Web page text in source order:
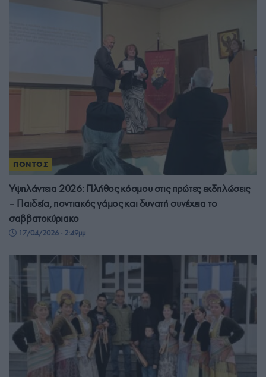
ΠΟΝΤΟΣ
Υψηλάντεια 2026: Πλήθος κόσμου στις πρώτες εκδηλώσεις
– Παιδεία, ποντιακός γάμος και δυνατή συνέχεια το
σαββατοκύριακο
17/04/2026 - 2:49μμ